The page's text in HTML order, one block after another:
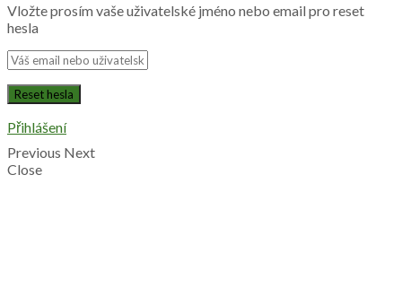
Vložte prosím vaše uživatelské jméno nebo email pro reset
hesla
Přihlášení
Previous Next
Close